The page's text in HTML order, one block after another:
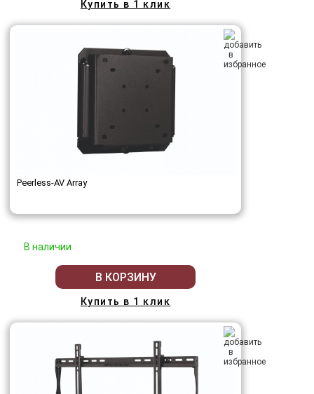
Купить в 1 клик
Peerless-AV Array
В наличии
В КОРЗИНУ
Купить в 1 клик